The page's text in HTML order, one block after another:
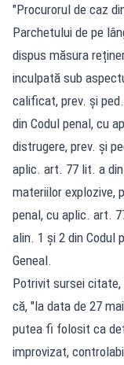
"Procurorul de caz
Parchetului de pe
dispus măsura
inculpată sub
calificat, prev. și
din Codul penal, cu
distrugere, prev. și
aplic. art. 77 lit. a
materiilor explozive,
penal, cu aplic. art.
alin. 1 și 2 din Codul
Geneal.
Potrivit sursei
că, "la data de 27
putea fi folosit ca
improvizat,